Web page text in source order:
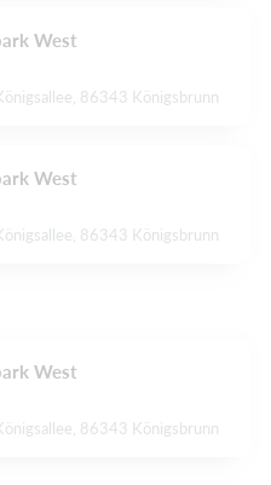
West
86343 Königsbrunn
West
86343 Königsbrunn
West
86343 Königsbrunn